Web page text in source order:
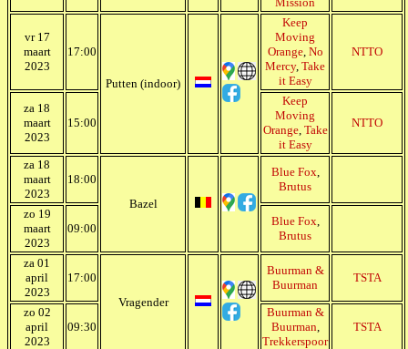
vr 17
maart
2023
17:00
Putten (indoor)
Keep
Moving
Orange, No
Mercy, Take
it Easy
NTTO
za 18
maart
2023
15:00
Keep
Moving
Orange, Take
it Easy
NTTO
za 18
maart
2023
18:00
Bazel
Blue Fox
Brutus
zo 19
maart
2023
09:00
Blue Fox
Brutus
za 01
april
2023
17:00
Vragender
Buurman &
Buurman
TSTA
zo 02
april
2023
09:30
Buurman &
Buurman
Trekkerspoor
TSTA